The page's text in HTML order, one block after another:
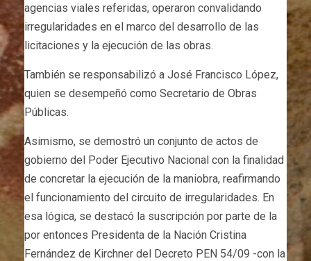
agencias viales referidas, operaron convalidando
irregularidades en el marco del desarrollo de las
licitaciones y la ejecución de las obras.
También se responsabilizó a José Francisco López,
quien se desempeñó como Secretario de Obras
Públicas.
Asimismo, se demostró un conjunto de actos de
gobierno del Poder Ejecutivo Nacional con la finalidad
de concretar la ejecución de la maniobra, reafirmando
el funcionamiento del circuito de irregularidades. En
esa lógica, se destacó la suscripción por parte de la
por entonces Presidenta de la Nación Cristina
Fernández de Kirchner del Decreto PEN 54/09 -con la